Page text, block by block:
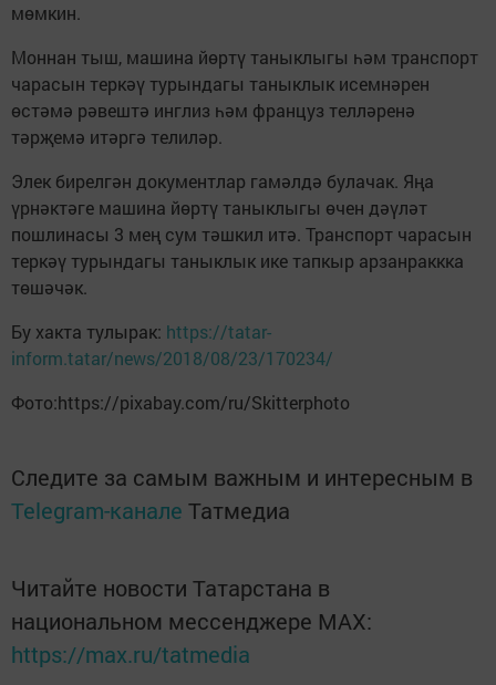
мөмкин.
Моннан тыш, машина йөртү таныклыгы һәм транспорт
чарасын теркәү турындагы таныклык исемнәрен
өстәмә рәвештә инглиз һәм француз телләренә
тәрҗемә итәргә телиләр.
Элек бирелгән документлар гамәлдә булачак. Яңа
үрнәктәге машина йөртү таныклыгы өчен дәүләт
пошлинасы 3 мең сум тәшкил итә. Транспорт чарасын
теркәү турындагы таныклык ике тапкыр арзанраккка
төшәчәк.
Бу хакта тулырак: https://tatar-
inform.tatar/news/2018/08/23/170234/
Фото:https://pixabay.com/ru/Skitterphoto
Следите за самым важным и интересным в
Telegram-канале Татмедиа
Читайте новости Татарстана в
национальном мессенджере MАХ:
https://max.ru/tatmedia